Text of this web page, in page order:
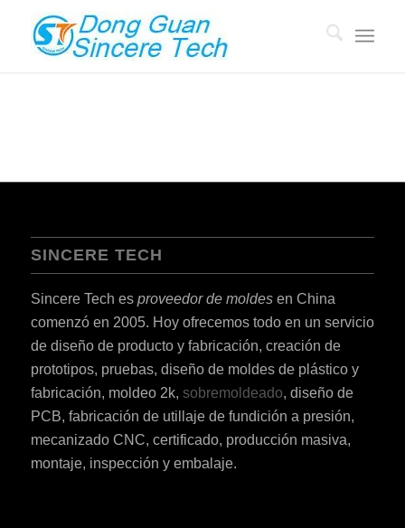
SINCERE TECH
Sincere Tech es proveedor de moldesen China
comenzó en 2005. Hoy ofrecemos todo en un servicio
de diseño de producto y fabricación, creación de
prototipos, pruebas, diseño de moldes de plástico y
fabricación, moldeo 2k, sobremoldeado, diseño de
PCB, fabricación de utillaje de fundición a presión,
mecanizado CNC, certificado, producción masiva,
montaje, inspección y embalaje.